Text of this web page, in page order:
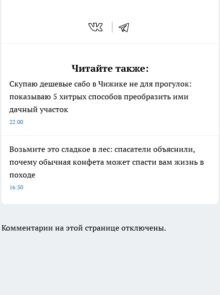
Читайте также:
Скупаю дешевые сабо в Чижике не для прогулок:
показываю 5 хитрых способов преобразить ими
дачный участок
22:00
Возьмите это сладкое в лес: спасатели объяснили,
почему обычная конфета может спасти вам жизнь в
походе
16:50
Комментарии на этой странице отключены.